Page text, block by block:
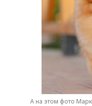
А на этом фото